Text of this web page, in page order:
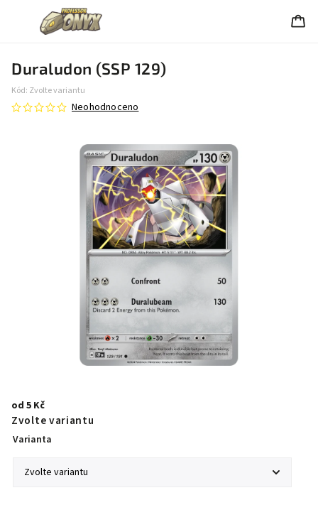
Duraludon (SSP 129)
Kód: Zvolte variantu
Neohodnoceno
od 5 Kč
Zvolte variantu
Varianta